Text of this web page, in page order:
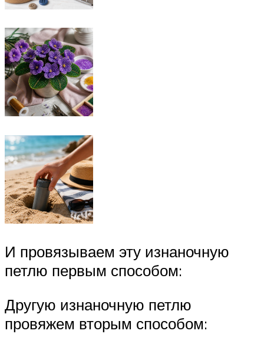
И провязываем эту изнаночную
петлю первым способом:
Другую изнаночную петлю
провяжем вторым способом: